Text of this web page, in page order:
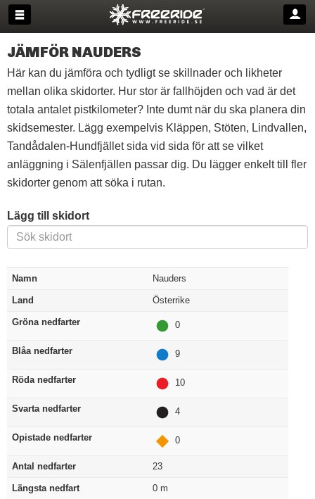
JÄMFÖR NAUDERS
Här kan du jämföra och tydligt se skillnader och likheter
mellan olika skidorter. Hur stor är fallhöjden och vad är det
totala antalet pistkilometer? Inte dumt när du ska planera din
skidsemester. Lägg exempelvis Kläppen, Stöten, Lindvallen,
Tandådalen-Hundfjället sida vid sida för att se vilket
anläggning i Sälenfjällen passar dig. Du lägger enkelt till fler
skidorter genom att söka i rutan.
Lägg till skidort
Namn Nauders
Land Österrike
Gröna nedfarter 0
Blåa nedfarter 9
Röda nedfarter 10
Svarta nedfarter 4
Opistade nedfarter 0
Antal nedfarter 23
Längsta nedfart 0 m